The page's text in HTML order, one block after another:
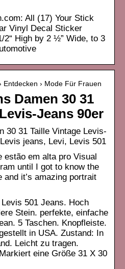
All (17) Your Stick
Vinyl Decal Sticker
2“ High by 2 ½” Wide, to 3
Entdecken › Mode Für Frauen
Damen 30 31
Jeans 90er
30 31 Taille Vintage Levis-
jeans, Levi, Levis 501
estão em alta pro Visual
until I got to know the
and it’s amazing portrait
501 Jeans. Hoch
Stein. perfekte, einfache
5 Taschen. Knopfleiste.
in USA. Zustand: In
Leicht zu tragen.
eine Größe 31 X 30